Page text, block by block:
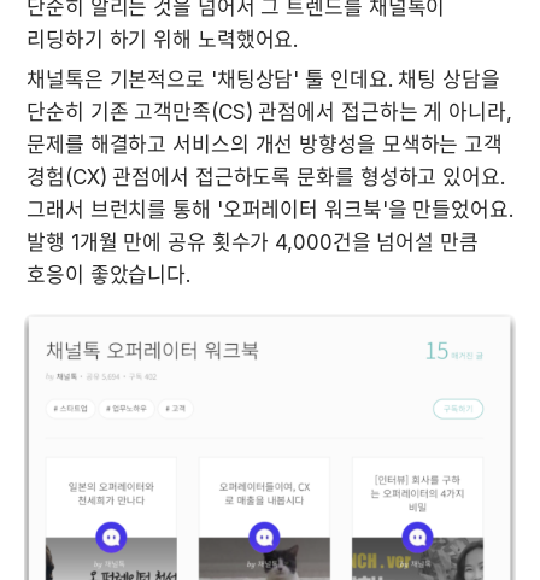
단순히 알리는 것을 넘어서 그 트렌드를 채널톡이
리딩하기 하기 위해 노력했어요.
채널톡은 기본적으로 '채팅상담' 툴 인데요. 채팅 상담을
단순히 기존 고객만족(CS) 관점에서 접근하는 게 아니라,
문제를 해결하고 서비스의 개선 방향성을 모색하는 고객
경험(CX) 관점에서 접근하도록 문화를 형성하고 있어요.
그래서 브런치를 통해 '오퍼레이터 워크북'을 만들었어요.
발행 1개월 만에 공유 횟수가 4,000건을 넘어설 만큼
호응이 좋았습니다.